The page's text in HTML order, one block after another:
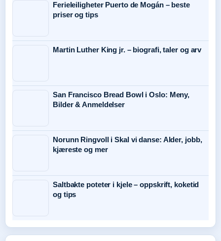
Ferieleiligheter Puerto de Mogán – beste
priser og tips
Martin Luther King jr. – biografi, taler og arv
San Francisco Bread Bowl i Oslo: Meny,
Bilder & Anmeldelser
Norunn Ringvoll i Skal vi danse: Alder, jobb,
kjæreste og mer
Saltbakte poteter i kjele – oppskrift, koketid
og tips